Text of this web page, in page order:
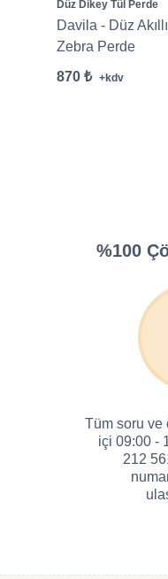
Düz Dikey Tül Perde
Davila - Düz
Zebra Perde
870 ₺ +kdv
%100
Tüm soru ve
içi 09:00 -
212